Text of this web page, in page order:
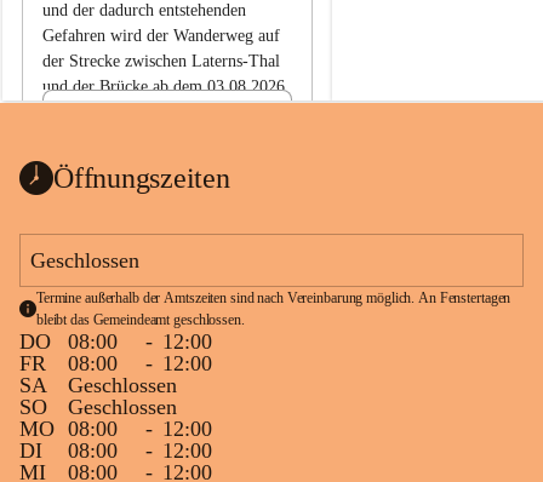
und der dadurch entstehenden
Gefahren wird der Wanderweg auf
der Strecke zwischen Laterns-Thal
und der Brücke ab dem 03.08.2026
ht
1 Seite•0,1 MB
Öffnungszeiten
Geschlossen
Termine außerhalb der Amtszeiten sind nach Vereinbarung möglich. An Fenstertagen
bleibt das Gemeindeamt geschlossen.
DO 08:00 - 12:00
FR
08:00 - 12:00
SA
Geschlossen
SO
Geschlossen
MO 08:00 - 12:00
DI
08:00 - 12:00
MI
08:00 - 12:00